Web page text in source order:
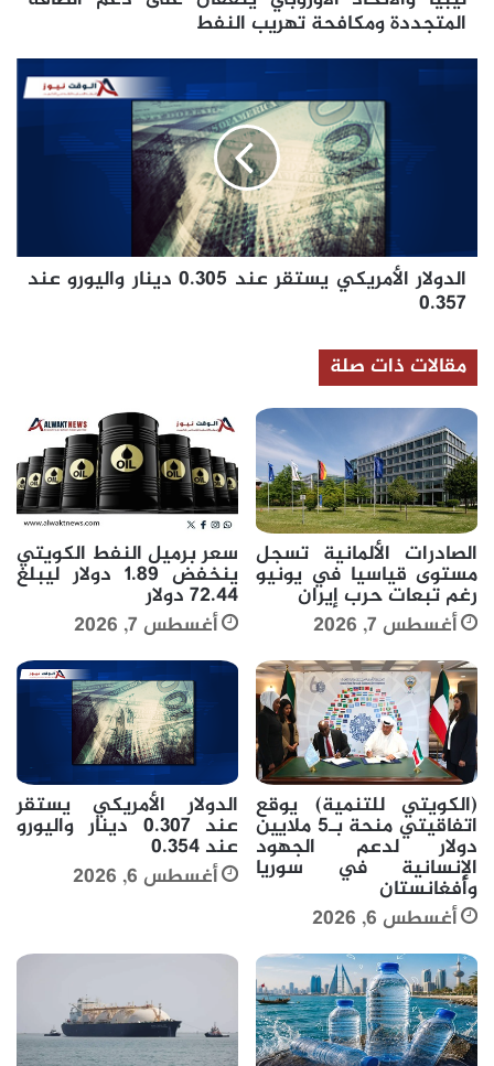
النفط
المتجددة ومكافحة تهريب النفط
0.357
الدولار الأمريكي يستقر عند 0.305 دينار واليورو عند
0.357
مقالات ذات صلة
الصادرات الألمانية تسجل
مستوى قياسيا في يونيو
رغم تبعات حرب إيران
أغسطس 7, 2026
سعر برميل النفط الكويتي
ينخفض 1.89 دولار ليبلغ
72.44 دولار
أغسطس 7, 2026
(الكويتي للتنمية) يوقع
اتفاقيتي منحة بـ5 ملايين
دولار لدعم الجهود
الإنسانية في سوريا
وأفغانستان
أغسطس 6, 2026
الدولار الأمريكي يستقر
عند 0.307 دينار واليورو
عند 0.354
أغسطس 6, 2026